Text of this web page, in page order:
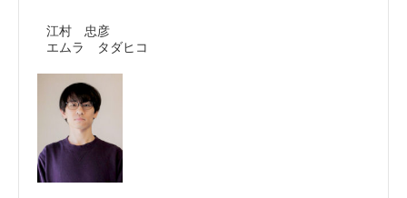
e
b
o
o
k
tt
er
江村 忠彦
エムラ タダヒコ